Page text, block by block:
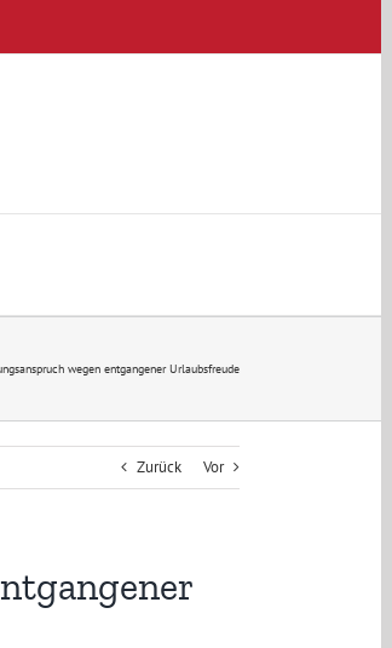
wegen entgangener Urlaubsfreude
Zurück Vor